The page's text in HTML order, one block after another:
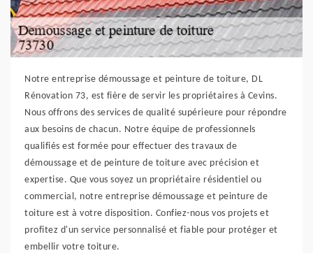
Notre entreprise démoussage et peinture de toiture, DL
Rénovation 73, est fière de servir les propriétaires à Cevins.
Nous offrons des services de qualité supérieure pour répondre
aux besoins de chacun. Notre équipe de professionnels
qualifiés est formée pour effectuer des travaux de
démoussage et de peinture de toiture avec précision et
expertise. Que vous soyez un propriétaire résidentiel ou
commercial, notre entreprise démoussage et peinture de
toiture est à votre disposition. Confiez-nous vos projets et
profitez d'un service personnalisé et fiable pour protéger et
embellir votre toiture.